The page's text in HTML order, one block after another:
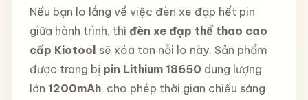
Nếu bạn lo lắng về việc đèn xe đạp hết pin
giữa hành trình, thì đèn xe đạp thể thao cao
cấp Kiotool sẽ xóa tan nỗi lo này. Sản phẩm
được trang bị pin Lithium 18650 dung lượng
lớn 1200mAh, cho phép thời gian chiếu sáng